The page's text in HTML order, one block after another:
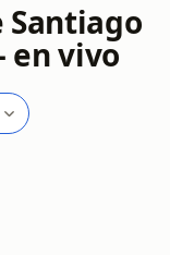
Santiago
en vivo